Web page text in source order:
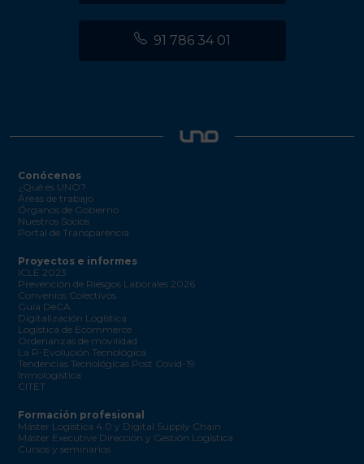
91 786 34 01
Conócenos
¿Qué es UNO?
Áreas de trabajo
Órganos de Gobierno
Nuestros Socios
Portal de Transparencia
Proyectos e informes
ICLE 2023
Prevención de Riesgos Laborales 2026
Convenios Colectivos
Guía DeCA
Digitalización Logística
Logística de Ecommerce
Ordenanzas de movilidad
La R-Evolución Tecnológica
Tendencias Tecnológicas Post Covid-19
Inmologística
CITET
Formación profesional
Máster Logística 4.0 y Digital Supply Chain
Máster Executive Dirección y Gestión Logística
Cursos y seminarios